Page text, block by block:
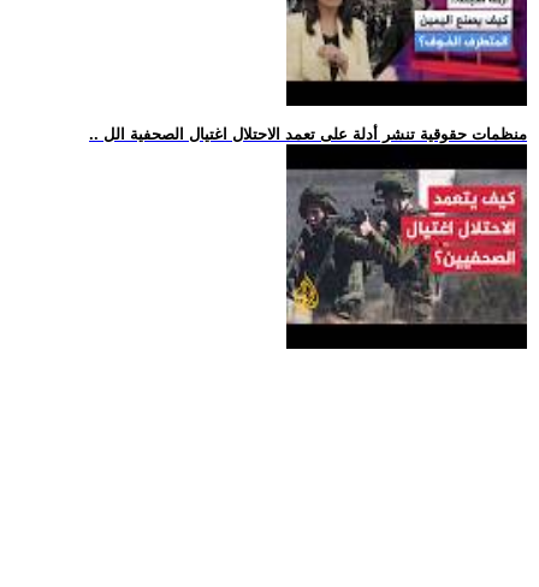
.. منظمات حقوقية تنشر أدلة على تعمد الاحتلال اغتيال الصحفية الل